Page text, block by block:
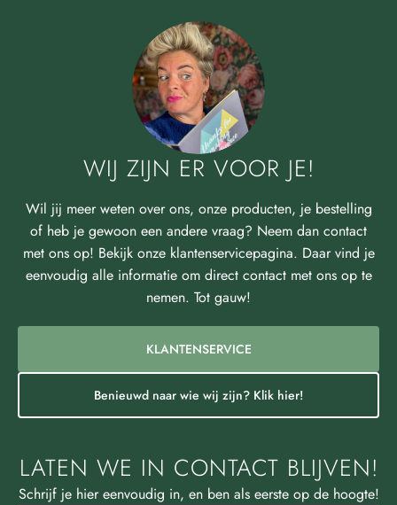
WIJ ZIJN ER VOOR JE!
Wil jij meer weten over ons, onze producten, je bestelling
of heb je gewoon een andere vraag? Neem dan contact
met ons op! Bekijk onze klantenservicepagina. Daar vind je
eenvoudig alle informatie om direct contact met ons op te
nemen. Tot gauw!
KLANTENSERVICE
Benieuwd naar wie wij zijn? Klik hier!
LATEN WE IN CONTACT BLIJVEN!
Schrijf je hier eenvoudig in, en ben als eerste op de hoogte!